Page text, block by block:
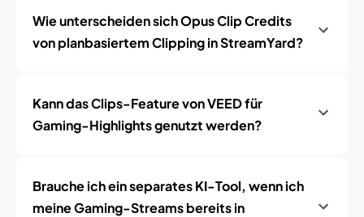
Wie unterscheiden sich Opus Clip Credits
von planbasiertem Clipping in StreamYard?
Kann das Clips-Feature von VEED für
Gaming-Highlights genutzt werden?
Brauche ich ein separates KI-Tool, wenn ich
meine Gaming-Streams bereits in